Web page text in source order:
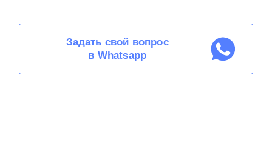
Задать свой вопрос
в Whatsapp